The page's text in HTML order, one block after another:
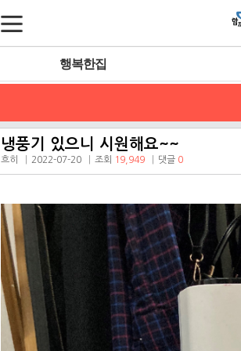
행복한집
냉풍기 있으니 시원해요~~
흐히 2022-07-20 조회 19,949 댓글 0